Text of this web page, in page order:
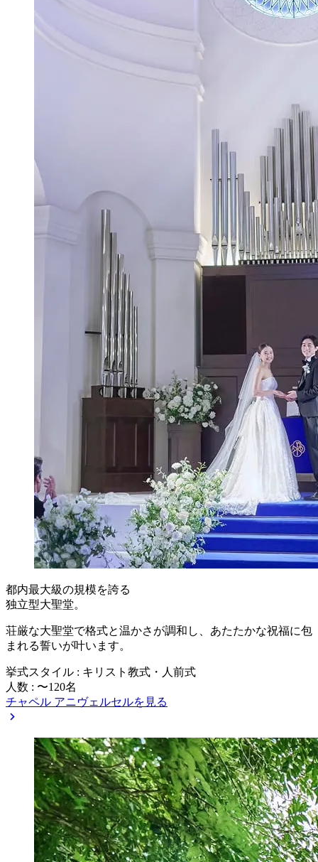
都内最大級の規模を誇る
独立型大聖堂。
荘厳な大聖堂で格式と温かさが調和し、あたたかな祝福に包
まれる誓いが叶います。
挙式スタイル : キリスト教式・人前式
人数 : 〜120名
チャペル アニヴェルセルを見る